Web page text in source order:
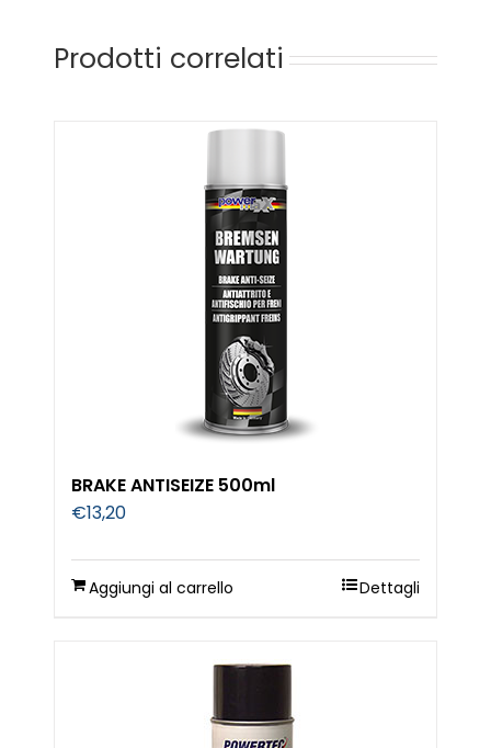
Prodotti correlati
BRAKE ANTISEIZE 500ml
€13,20
Aggiungi al carrello Dettagli